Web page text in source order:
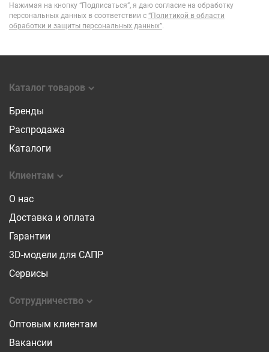
Нажимая на кнопку “Подписаться”, я даю согласие на обработку
персональных данных в соответствии с “Политикой в области
обработки и защиты персональных данных”
Каталог товаров
Бренды
Распродажа
Каталоги
Клиентам
О нас
Доставка и оплата
Гарантии
3D-модели для САПР
Сервисы
Сотрудничество
Оптовым клиентам
Вакансии